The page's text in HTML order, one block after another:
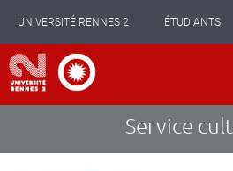
contenu
principal
UNIVERSITÉ RENNES 2 ÉTUDIANTS
INTERNATIONAL
Service